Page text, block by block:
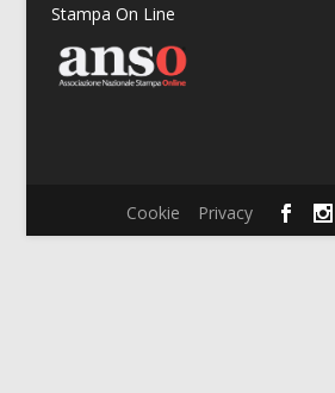
Stampa On Line
Cookie Privacy